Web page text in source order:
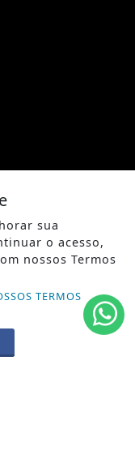
sua
o acesso,
nossos Termos
TERMOS